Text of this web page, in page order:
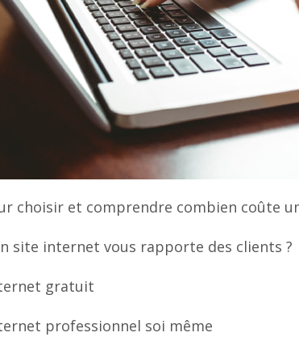
choisir et comprendre combien coûte
site internet vous rapporte des clients ?
gratuit
professionnel soi même